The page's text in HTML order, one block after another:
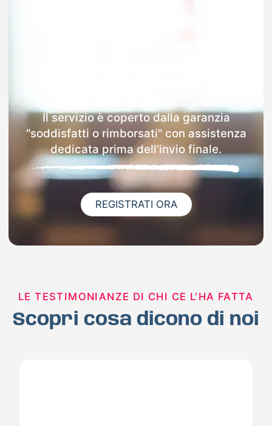
Il servizio è coperto dalla garanzia
"soddisfatti o rimborsati" con assistenza
dedicata prima dell'invio finale.
REGISTRATI ORA
LE TESTIMONIANZE DI CHI CE L'HA FATTA
Scopri cosa dicono di noi